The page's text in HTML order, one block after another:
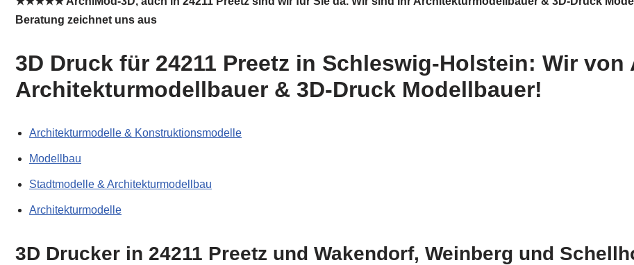
Beratung zeichnet uns aus
3D Druck für 24211 Preetz in Schleswig-Holstein: Wir
Architekturmodellbauer & 3D-Druck Modellbauer!
Architekturmodelle & Konstruktionsmodelle
Modellbau
Stadtmodelle & Architekturmodellbau
Architekturmodelle
3D Drucker in 24211 Preetz und Wakendorf, Weinberg und